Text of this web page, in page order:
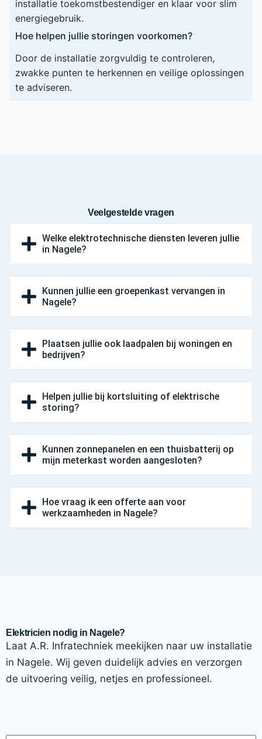
installatie toekomstbestendiger en klaar voor slim
energiegebruik.
Hoe helpen jullie storingen voorkomen?
Door de installatie zorgvuldig te controleren,
zwakke punten te herkennen en veilige oplossingen
te adviseren.
Veelgestelde vragen
Welke elektrotechnische diensten leveren jullie
in Nagele?
Kunnen jullie een groepenkast vervangen in
Nagele?
Plaatsen jullie ook laadpalen bij woningen en
bedrijven?
Helpen jullie bij kortsluiting of elektrische
storing?
Kunnen zonnepanelen en een thuisbatterij op
mijn meterkast worden aangesloten?
Hoe vraag ik een offerte aan voor
werkzaamheden in Nagele?
Elektricien nodig in Nagele?
Laat A.R. Infratechniek meekijken naar uw installatie
in Nagele. Wij geven duidelijk advies en verzorgen
de uitvoering veilig, netjes en professioneel.